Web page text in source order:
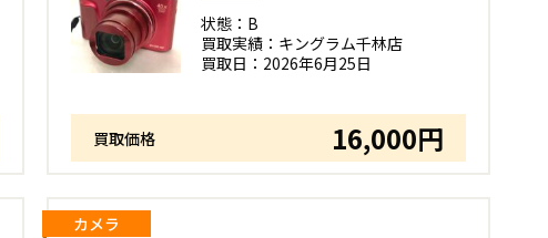
状態： B
買取実績： キングラム千林店
買取日： 2026年6月25日
買取価格 16,000円
カメラ